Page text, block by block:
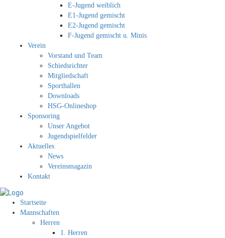
E-Jugend weiblich
E1-Jugend gemischt
E2-Jugend gemischt
F-Jugend gemischt u. Minis
Verein
Vorstand und Team
Schiedsrichter
Mitgliedschaft
Sporthallen
Downloads
HSG-Onlineshop
Sponsoring
Unser Angebot
Jugendspielfelder
Aktuelles
News
Vereinsmagazin
Kontakt
Startseite
Mannschaften
Herren
1. Herren